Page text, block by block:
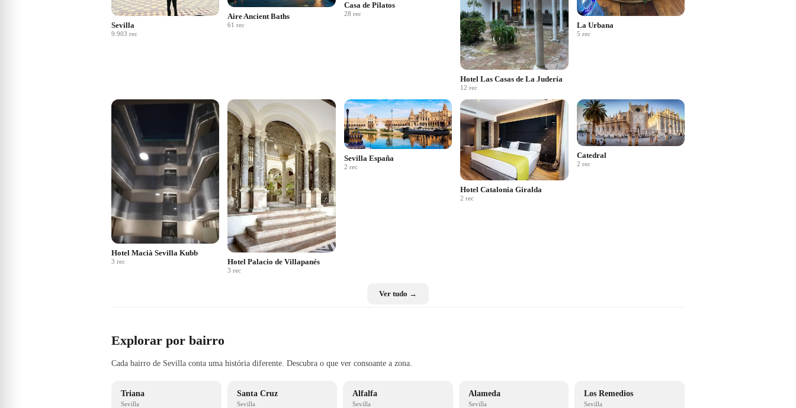
Sevilla
9.903 rec
Aire Ancient Baths
61 rec
Casa de Pilatos
28 rec
Hotel Las Casas de La Judería
12 rec
La Urbana
5 rec
Hotel Macià Sevilla Kubb
3 rec Hotel Palacio de Villapanés
3 rec
Sevilla España
2 rec
Hotel Catalonia Giralda
2 rec
Catedral
2 rec
Ver tudo →
Explorar por bairro
Cada bairro de Sevilla conta uma história diferente. Descubra o que ver consoante a zona.
Triana
Sevilla
Santa Cruz
Sevilla
Alfalfa
Sevilla
Alameda
Sevilla
Los Remedios
Sevilla